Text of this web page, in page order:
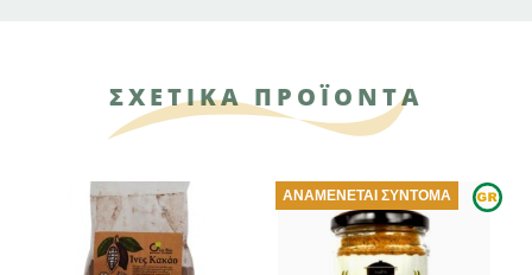
ΣΧΕΤΙΚΑ ΠΡΟΪΟΝΤΑ
ΑΝΑΜΈΝΕΤΑΙ ΣΎΝΤΟΜΑ